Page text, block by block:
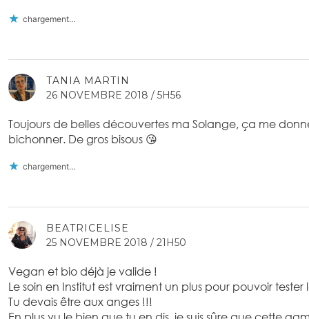
chargement…
TANIA MARTIN
26 NOVEMBRE 2018 / 5H56
Toujours de belles découvertes ma Solange, ça me
bichonner. De gros bisous 😘
chargement…
BEATRICELISE
25 NOVEMBRE 2018 / 21H50
Vegan et bio déjà je valide !
Le soin en Institut est vraiment un plus pour pouvoir tester
Tu devais être aux anges !!!